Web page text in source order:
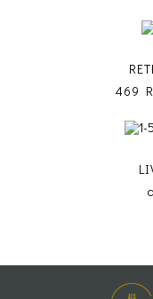
469